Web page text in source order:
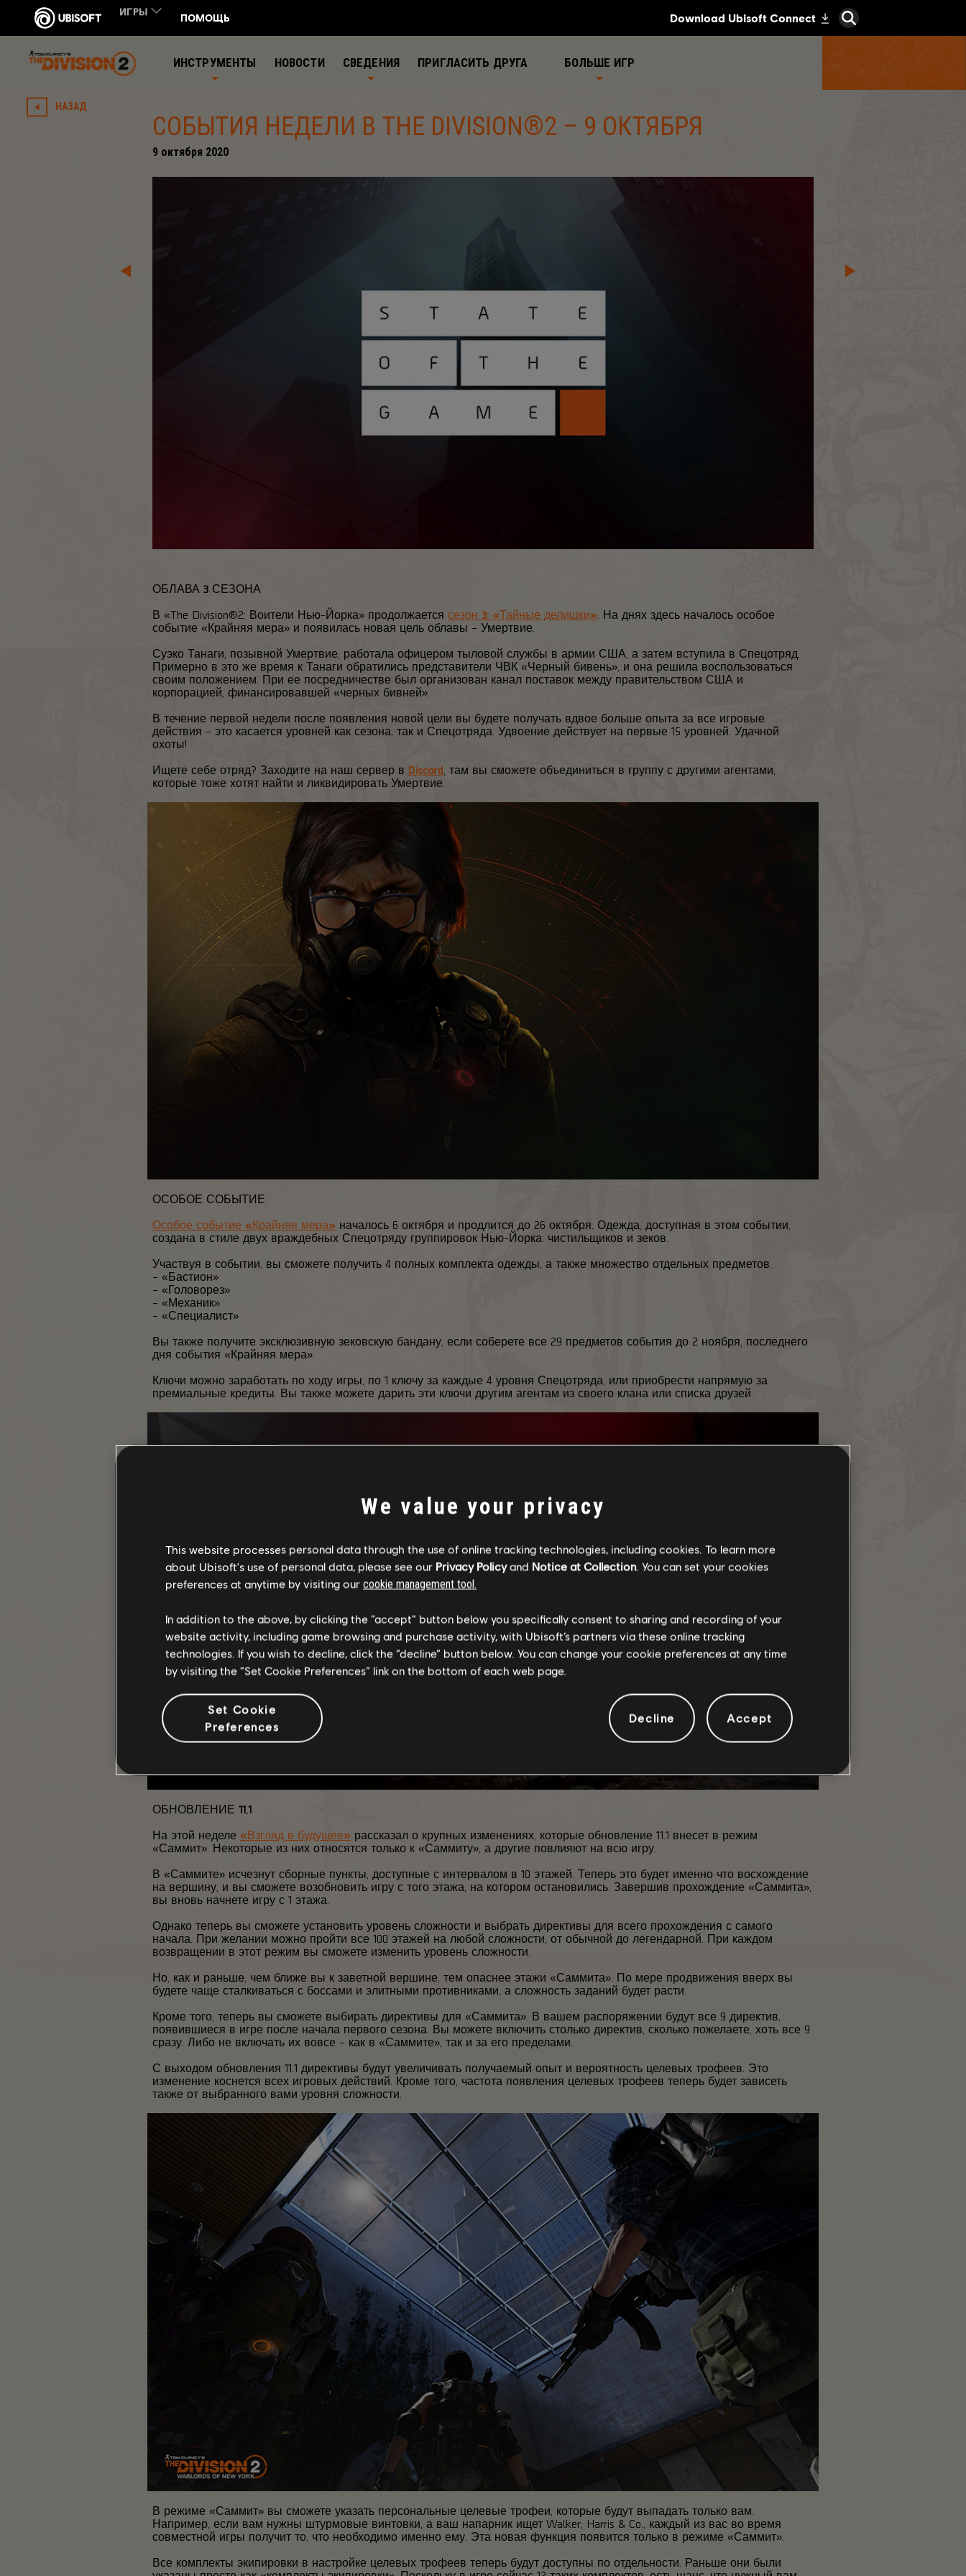
ИНСТРУМЕНТЫ НОВОСТИ СВЕДЕНИЯ ПРИГЛАСИТЬ ДРУГА БОЛЬШЕ ИГР
НАЗАД
9 октября 2020
СОБЫТИЯ НЕДЕЛИ В THE DIVISION®2 – 9 ОКТЯБРЯ
ОБЛАВА 3 СЕЗОНА
В «The Division®2: Воители Нью-Йорка» продолжается сезон 3: «Тайные делишки» . На днях здесь началось особое
событие «Крайняя мера» и появилась новая цель облавы – Умертвие.
Суэко Танаги, позывной Умертвие, работала офицером тыловой службы в армии США, а затем вступила в Спецотряд.
Примерно в это же время к Танаги обратились представители ЧВК «Черный бивень», и она решила воспользоваться
своим положением. При ее посредничестве был организован канал поставок между правительством США и
корпорацией, финансировавшей «черных бивней».
В течение первой недели после появления новой цели вы будете получать вдвое больше опыта за все игровые
действия – это касается уровней как сезона, так и Спецотряда. Удвоение действует на первые 15 уровней. Удачной
охоты!
Ищете себе отряд? Заходите на наш сервер в Discord , там вы сможете объединиться в группу с другими агентами,
которые тоже хотят найти и ликвидировать Умертвие.
ОСОБОЕ СОБЫТИЕ
Особое событие «Крайняя мера» началось 6 октября и продлится до 26 октября. Одежда, доступная в этом событии,
создана в стиле двух враждебных Спецотряду группировок Нью-Йорка: чистильщиков и зеков.
Участвуя в событии, вы сможете получить 4 полных комплекта одежды, а также множество отдельных предметов.
– «Бастион»
– «Головорез»
– «Механик»
– «Специалист»
Вы также получите эксклюзивную зековскую бандану, если соберете все 29 предметов события до 2 ноября, последнего
дня события «Крайняя мера».
Ключи можно заработать по ходу игры, по 1 ключу за каждые 4 уровня Спецотряда, или приобрести напрямую за
премиальные кредиты. Вы также можете дарить эти ключи другим агентам из своего клана или списка друзей.
ОБНОВЛЕНИЕ 11.1
На этой неделе «Взгляд в будущее» рассказал о крупных изменениях, которые обновление 11.1 внесет в режим
«Саммит». Некоторые из них относятся только к «Саммиту», а другие повлияют на всю игру.
В «Саммите» исчезнут сборные пункты, доступные с интервалом в 10 этажей. Теперь это будет именно что восхождение
на вершину, и вы сможете возобновить игру с того этажа, на котором остановились. Завершив прохождение «Саммита»,
вы вновь начнете игру с 1 этажа.
Однако теперь вы сможете установить уровень сложности и выбрать директивы для всего прохождения с самого
начала. При желании можно пройти все 100 этажей на любой сложности, от обычной до легендарной. При каждом
возвращении в этот режим вы сможете изменить уровень сложности.
Но, как и раньше, чем ближе вы к заветной вершине, тем опаснее этажи «Саммита». По мере продвижения вверх вы
будете чаще сталкиваться с боссами и элитными противниками, а сложность заданий будет расти.
Кроме того, теперь вы сможете выбирать директивы для «Саммита». В вашем распоряжении будут все 9 директив,
появившиеся в игре после начала первого сезона. Вы можете включить столько директив, сколько пожелаете, хоть все 9
сразу. Либо не включать их вовсе – как в «Саммите», так и за его пределами.
С выходом обновления 11.1 директивы будут увеличивать получаемый опыт и вероятность целевых трофеев. Это
изменение коснется всех игровых действий. Кроме того, частота появления целевых трофеев теперь будет зависеть
также от выбранного вами уровня сложности.
В режиме «Саммит» вы сможете указать персональные целевые трофеи, которые будут выпадать только вам.
Например, если вам нужны штурмовые винтовки, а ваш напарник ищет Walker, Harris & Co., каждый из вас во время
совместной игры получит то, что необходимо именно ему. Эта новая функция появится только в режиме «Саммит».
Все комплекты экипировки в настройке целевых трофеев теперь будут доступны по отдельности. Раньше они были
We value your privacy
This website processes personal data through the use of online tracking technologies, including cookies. To learn more
about Ubisoft's use of personal data, please see our Privacy Policyand Notice at Collection. You can set your cookies
preferences at anytime by visiting our cookie management tool.
In addition to the above, by clicking the “accept” button below you specifically consent to sharing and recording of your
website activity, including game browsing and purchase activity, with Ubisoft’s partners via these online tracking
technologies. If you wish to decline, click the “decline” button below. You can change your cookie preferences at any time
by visiting the “Set Cookie Preferences” link on the bottom of each web page.
Set Cookie
Preferences
Decline Accept